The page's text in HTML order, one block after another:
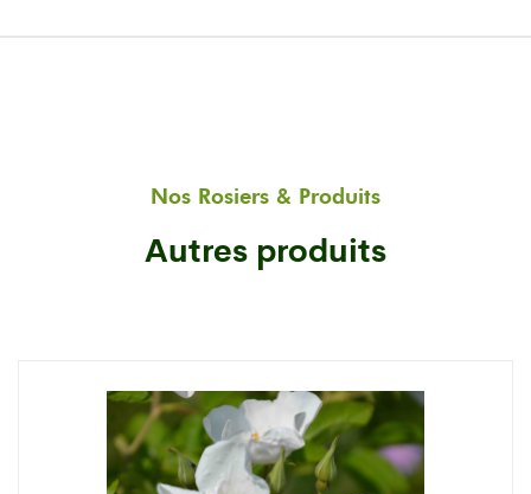
Nos Rosiers & Produits
Autres produits